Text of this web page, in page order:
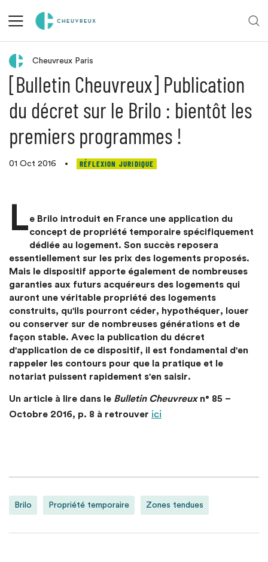
Retour aux actualités
Cheuvreux Paris
[Bulletin Cheuvreux] Publication
du décret sur le Brilo : bientôt les
premiers programmes !
01 Oct 2016 • RÉFLEXION JURIDIQUE
Le Brilo introduit en France une application du
concept de propriété temporaire spécifiquement
dédiée au logement. Son succès reposera
essentiellement sur les prix des logements proposés.
Mais le dispositif apporte également de nombreuses
garanties aux futurs acquéreurs des logements qui
auront une véritable propriété des logements
construits, qu'ils pourront céder, hypothéquer, louer
ou conserver sur de nombreuses générations et de
façon stable. Avec la publication du décret
d'application de ce dispositif, il est fondamental d'en
rappeler les contours pour que la pratique et le
notariat puissent rapidement s'en saisir.
Un article à lire dans le Bulletin Cheuvreuxn° 85 –
Octobre 2016, p. 8 à retrouver ici
Brilo Propriété temporaire Zones tendues